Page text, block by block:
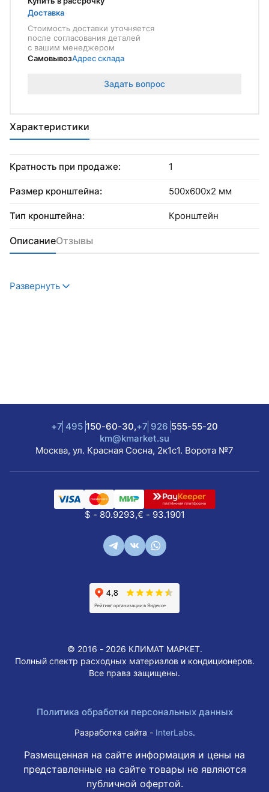
Характеристики
Кратность при продаже: 1
Размер кронштейна: 500х600х2 мм
Тип кронштейна: Кронштейн
Доставка
Стоимость доставки уточняется
после согласования деталей
с вашим менеджером
СамовывозАдрес склада
Задать вопрос
ОписаниеОтзывы
Развернуть
+7 495 150-60-30,+7 926 555-55-20
km@kmarket.su
Москва, ул. Красная Сосна, 2к1с1. Ворота №7
$ - 80.9293,€ - 93.1901
© 2016 - 2026 КЛИМАТ МАРКЕТ.
Полный спектр расходных материалов и кондиционеров.
Все права защищены.
Политика обработки персональных данных
Разработка сайта - InterLabs.
Размещенная на сайте информация и цены на
представленные на сайте товары не являются
публичной офертой.